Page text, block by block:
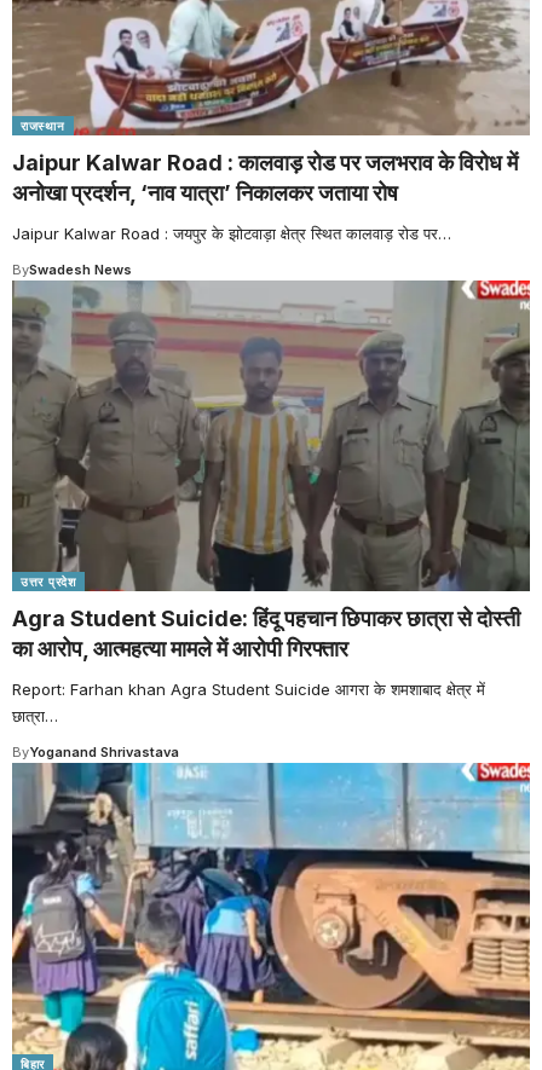
राजस्थान
Jaipur Kalwar Road : कालवाड़ रोड पर जलभराव के विरोध में
अनोखा प्रदर्शन, ‘नाव यात्रा’ निकालकर जताया रोष
Jaipur Kalwar Road : जयपुर के झोटवाड़ा क्षेत्र स्थित कालवाड़ रोड पर…
BySwadesh News
उत्तर प्रदेश
Agra Student Suicide: हिंदू पहचान छिपाकर छात्रा से दोस्ती
का आरोप, आत्महत्या मामले में आरोपी गिरफ्तार
Report: Farhan khan Agra Student Suicide आगरा के शमशाबाद क्षेत्र में
छात्रा…
ByYoganand Shrivastava
बिहार